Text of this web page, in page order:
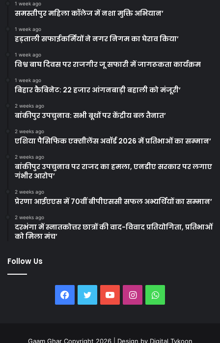
1 week ago
समस्तीपुर महिला कॉलेज में नशा मुक्ति अभियान’
1 week ago
हड़ताली सफाईकर्मियों ने नगर निगम का घेराव किया’
1 week ago
विश्व बाघ दिवस पर राजगीर जू सफारी में जागरूकता कार्यक्रम
1 week ago
बिहार कैबिनेट: 22 हजार आंगनबाड़ी बहाली को मंजूरी’
2 weeks ago
बांकीपुर उपचुनाव: सभी बूथों पर केंद्रीय बल तैनात’
2 weeks ago
एशिया पैसिफिक एक्सीलेंस अवॉर्ड 2026 में प्रतिभाओं का सम्मान’
2 weeks ago
बांकीपुर उपचुनाव पर राजद का हमला, एनडीए सरकार पर लगाए
गंभीर आरोप’
2 weeks ago
प्रेरणा आईएएस में 70वीं बीपीएससी सफल अभ्यर्थियों का सम्मान’
2 weeks ago
दरभंगा में स्नातकोत्तर छात्रों की वाद-विवाद प्रतियोगिता, प्रतिभाओं
को मिला मंच’
Follow Us
Facebook
TwitterYouTubeInstagramWhatsApp
Gaam Ghar Copyright 2026 | Design by Digital Tykoon